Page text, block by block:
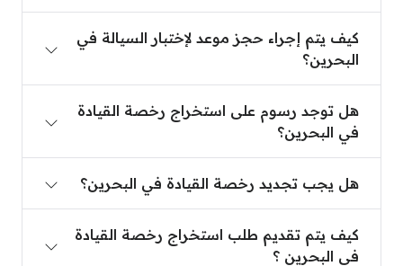
كيف يتم إجراء حجز موعد لإختبار السيالة في
البحرين؟
هل توجد رسوم على استخراج رخصة القيادة
في البحرين؟
هل يجب تجديد رخصة القيادة في البحرين؟
كيف يتم تقديم طلب استخراج رخصة القيادة
في البحرين ؟